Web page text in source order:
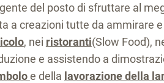
del posto di sfruttare al
a creazioni tutte da ammirare
, nei ristoranti(Slow Food),
e assistendo a
e della lavorazione della